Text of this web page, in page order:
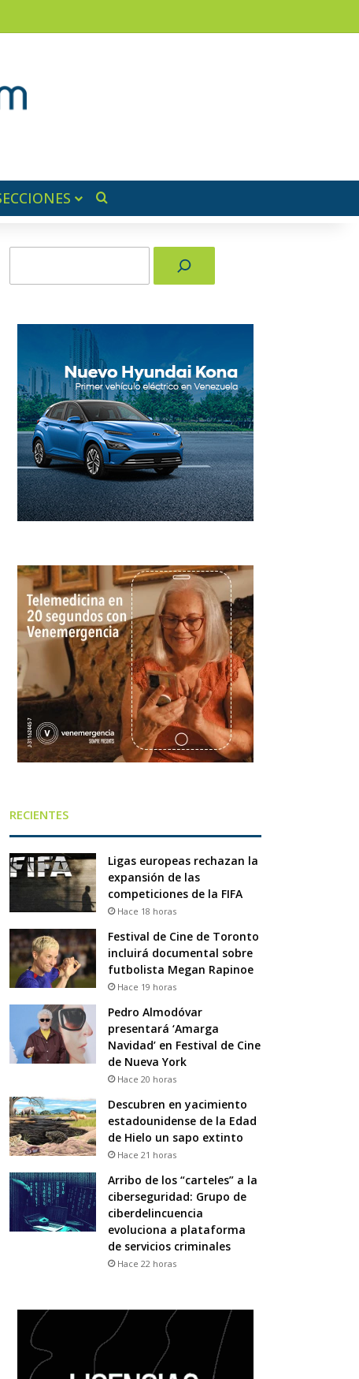
lateral
RECIENTES
Ligas europeas rechazan la
expansión de las
competiciones de la FIFA
Hace 18 horas
Festival de Cine de Toronto
incluirá documental sobre
futbolista Megan Rapinoe
Hace 19 horas
Pedro Almodóvar
presentará ‘Amarga
Navidad’ en Festival de Cine
de Nueva York
Hace 20 horas
Descubren en yacimiento
estadounidense de la Edad
de Hielo un sapo extinto
Hace 21 horas
Arribo de los “carteles” a la
ciberseguridad: Grupo de
ciberdelincuencia
evoluciona a plataforma
de servicios criminales
Hace 22 horas